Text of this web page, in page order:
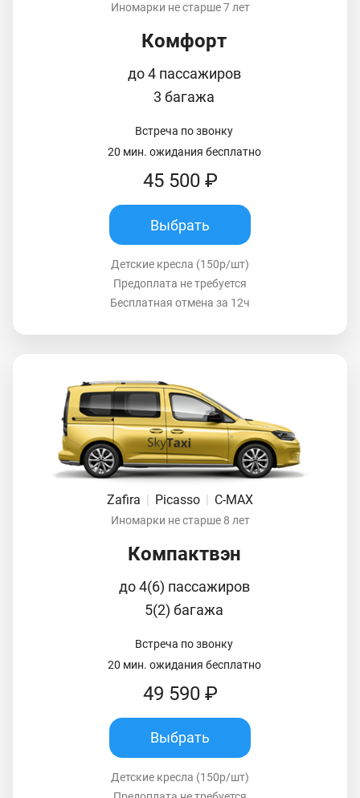
Иномарки не старше 7 лет
Комфорт
до 4 пассажиров
3 багажа
Встреча по звонку
20 мин. ожидания бесплатно
45 500 ₽
Выбрать
Детские кресла (150р/шт)
Предоплата не требуется
Бесплатная отмена за 12ч
Zafira | Picasso | C-MAX
Иномарки не старше 8 лет
Компактвэн
до 4(6) пассажиров
5(2) багажа
Встреча по звонку
20 мин. ожидания бесплатно
49 590 ₽
Выбрать
Детские кресла (150р/шт)